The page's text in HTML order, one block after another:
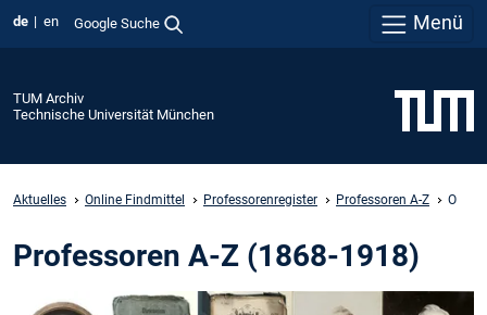
de en Google Suche Menü
TUM Archiv
Technische Universität München
Aktuelles Online Findmittel Professorenregister Professoren A-Z O
Professoren A-Z (1868-1918)